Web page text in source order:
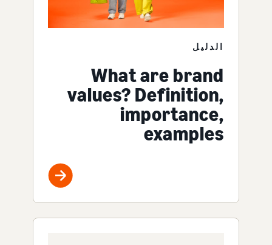
الدليل
What are brand
values? Definition,
importance,
examples